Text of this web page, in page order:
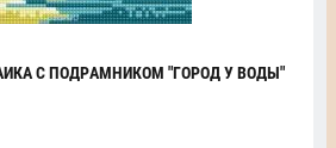
С ПОДРАМНИКОМ "ГОРОД У ВОДЫ"